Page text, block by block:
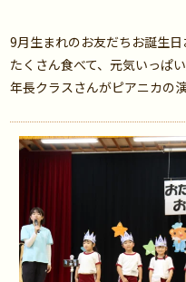
9月生まれのお友だちお誕生日
たくさん食べて、元気いっぱ
年長クラスさんがピアニカの